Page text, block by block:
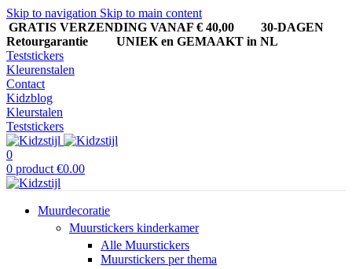
Skip to navigation Skip to main content
GRATIS VERZENDING VANAF € 40,00
30-DAGEN
Retourgarantie UNIEK en GEMAAKT in NL
Teststickers
Kleurenstalen
Contact
Kidzblog
Kleurstalen
Teststickers
0
0 product €0.00
Muurdecoratie
Muurstickers kinderkamer
Alle Muurstickers
Muurstickers per thema